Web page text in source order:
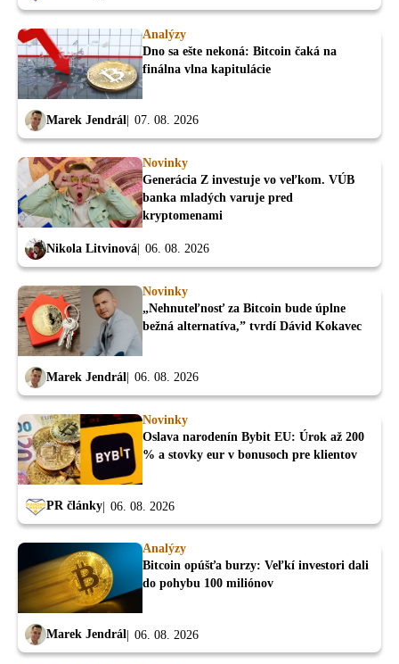
Analýzy
Dno sa ešte nekoná: Bitcoin čaká na
finálna vlna kapitulácie
Marek Jendrál 07. 08. 2026
Novinky
Generácia Z investuje vo veľkom. VÚB
banka mladých varuje pred
kryptomenami
Nikola Litvinová 06. 08. 2026
Novinky
„Nehnuteľnosť za Bitcoin bude úplne
bežná alternatíva,” tvrdí Dávid Kokavec
Marek Jendrál 06. 08. 2026
Novinky
Oslava narodenín Bybit EU: Úrok až 200
% a stovky eur v bonusoch pre klientov
PR články 06. 08. 2026
Analýzy
Bitcoin opúšťa burzy: Veľkí investori dali
do pohybu 100 miliónov
Marek Jendrál 06. 08. 2026